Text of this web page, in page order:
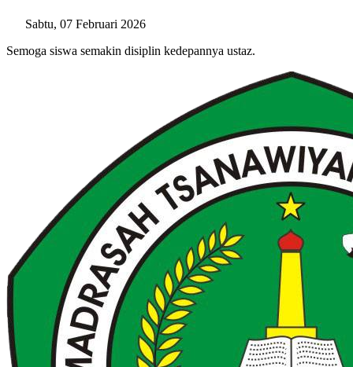
Sabtu, 07 Februari 2026
Semoga siswa semakin disiplin kedepannya ustaz.